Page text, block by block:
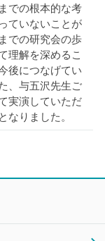
での根本的な考
ていないことが
での研究会の歩
理解を深めるこ
後につなげてい
、与五沢先生ご
実演していただ
なりました。